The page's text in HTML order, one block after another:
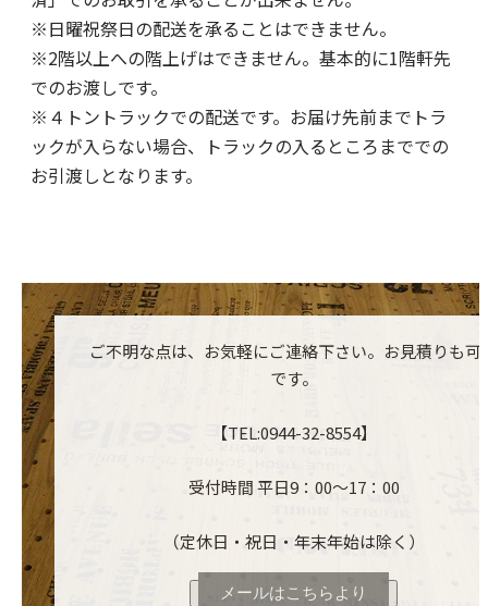
※日曜祝祭日の配送を承ることはできません。
※2階以上への階上げはできません。基本的に1階軒先
でのお渡しです。
※４トントラックでの配送です。お届け先前までトラ
ックが入らない場合、トラックの入るところまででの
お引渡しとなります。
ご不明な点は、お気軽にご連絡下さい。お見積りも可
です。
【TEL:0944-32-8554】
受付時間 平日9：00～17：00
（定休日・祝日・年末年始は除く）
メールはこちらより